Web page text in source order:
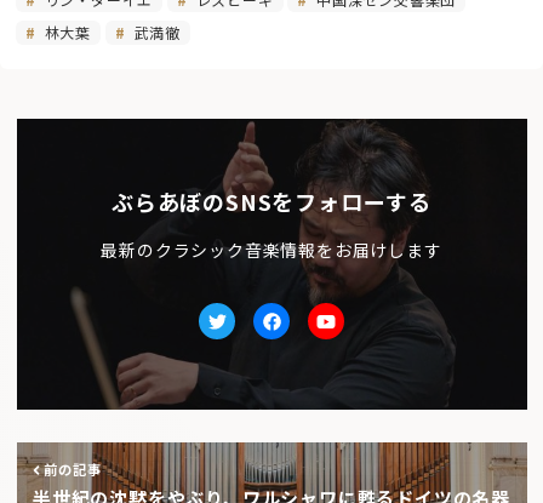
林大葉
武満徹
ぶらあぼのSNSをフォローする
最新のクラシック音楽情報をお届けします
TwitterfacebookYoutube
前の記事
半世紀の沈黙をやぶり、ワルシャワに甦るドイツの名器